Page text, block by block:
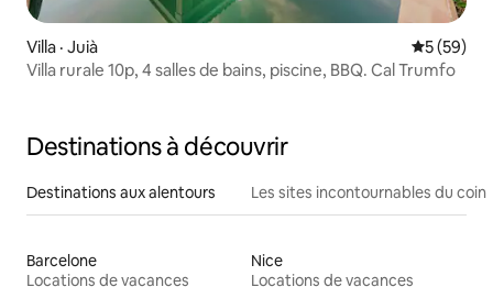
Villa · Juià Note
5 (59)
Villa rurale 10p, 4 salles de bains, piscine, BBQ. Cal Trumfo
Destinations à découvrir
Destinations aux alentours Les sites incontournables du coin
Barcelone
Locations de vacances
Nice
Locations de vacances